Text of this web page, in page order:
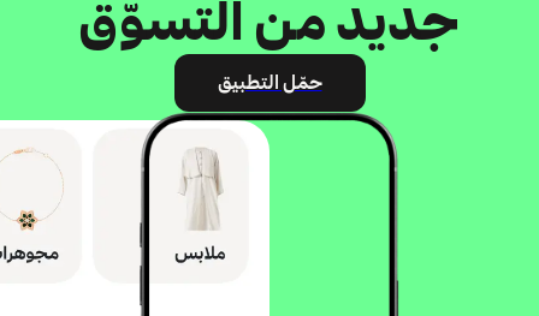
جديد من التسوّق
حمّل التطبيق